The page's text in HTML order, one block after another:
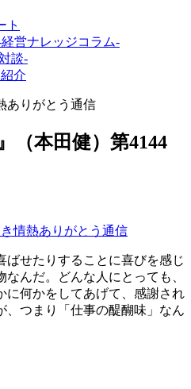
ト
営ナレッジコラム-
談-
介
ありがとう通信
（本田健）第4144
情熱ありがとう通信
ばせたりすることに喜びを感じ
んだ。どんな人にとっても、
に何かをしてあげて、感謝され
、つまり「仕事の醍醐味」なん